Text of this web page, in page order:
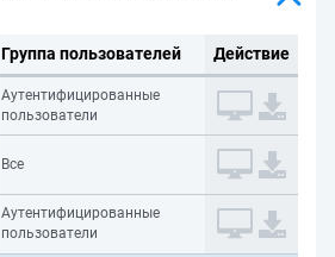
Группа пользователей Действие
Аутентифицированные
пользователи
Все
Аутентифицированные
пользователи